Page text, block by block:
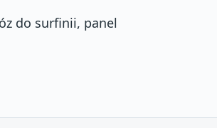
do surfinii, panel